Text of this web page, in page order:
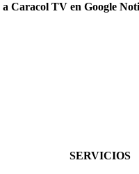
a Caracol TV en Google
SERVICIOS